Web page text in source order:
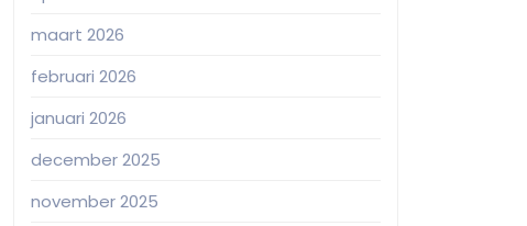
maart 2026
februari 2026
januari 2026
december 2025
november 2025